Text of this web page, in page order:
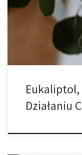
pacjentów.
terpenów w
związki mają
Eukaliptol,
Działaniu